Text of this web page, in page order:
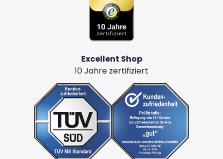
Excellent Shop
10 Jahre zertifiziert